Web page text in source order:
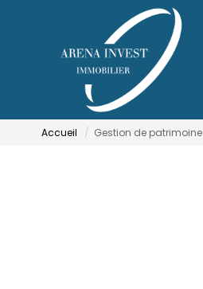
Accueil Gestion de patrimoine